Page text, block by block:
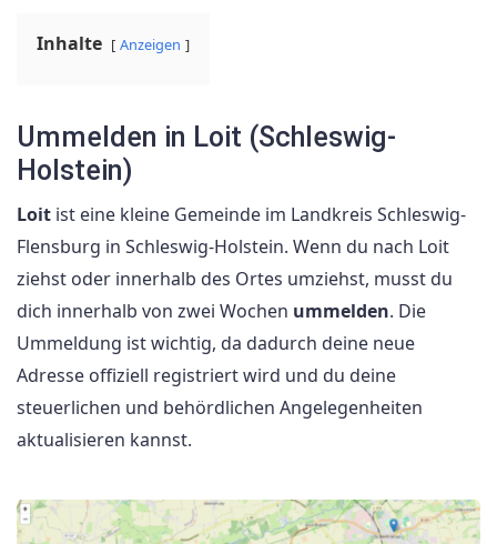
Inhalte Anzeigen
Ummelden in Loit (Schleswig-
Holstein)
Loit ist eine kleine Gemeinde im Landkreis Schleswig-
Flensburg in Schleswig-Holstein. Wenn du nach Loit
ziehst oder innerhalb des Ortes umziehst, musst du
dich innerhalb von zwei Wochen ummelden. Die
Ummeldung ist wichtig, da dadurch deine neue
Adresse offiziell registriert wird und du deine
steuerlichen und behördlichen Angelegenheiten
aktualisieren kannst.